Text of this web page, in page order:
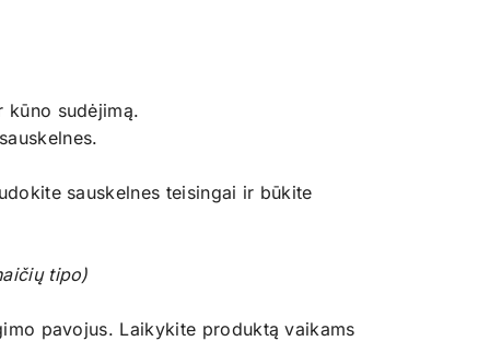
sudėjimą.
sauskelnes teisingai ir būkite
tipo)
pavojus. Laikykite produktą vaikams